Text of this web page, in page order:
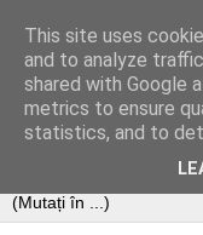
This site uses
and to analyze
shared with Google
metrics to ensure
statistics, and to